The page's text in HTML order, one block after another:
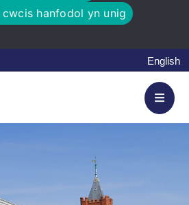
cwcis hanfodol yn unig
English